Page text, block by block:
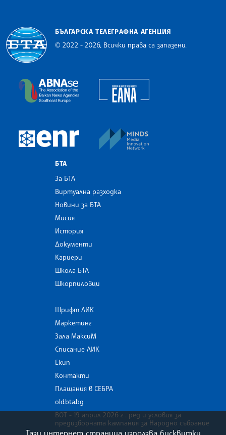
БЪЛГАРСКА ТЕЛЕГРАФНА АГЕНЦИЯ
© 2022 - 2026, Всички права са запазени.
The Assocoation of the Balkan News Agencies
European Newsroom
БТА
За БТА
Виртуална разходка
Новини за БТА
Мисия
История
Документи
Кариери
Школа БТА
Шкорпиловци
Шрифт ЛИК
Маркетинг
Зала МаксиМ
Списание ЛИК
Екип
Контакти
Плащания в СЕБРА
old.bta.bg
ВОТ - 19 април 2026 г . ред и условия за
предизборната кампания за Народно събрание
Тази интернет страница използва бисквитки